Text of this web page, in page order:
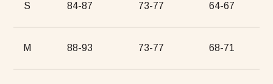
S 84-87 73-77 64-67
M 88-93 73-77 68-71